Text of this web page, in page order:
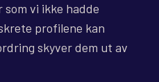
vi ikke hadde
profilene kan
skyver dem ut av